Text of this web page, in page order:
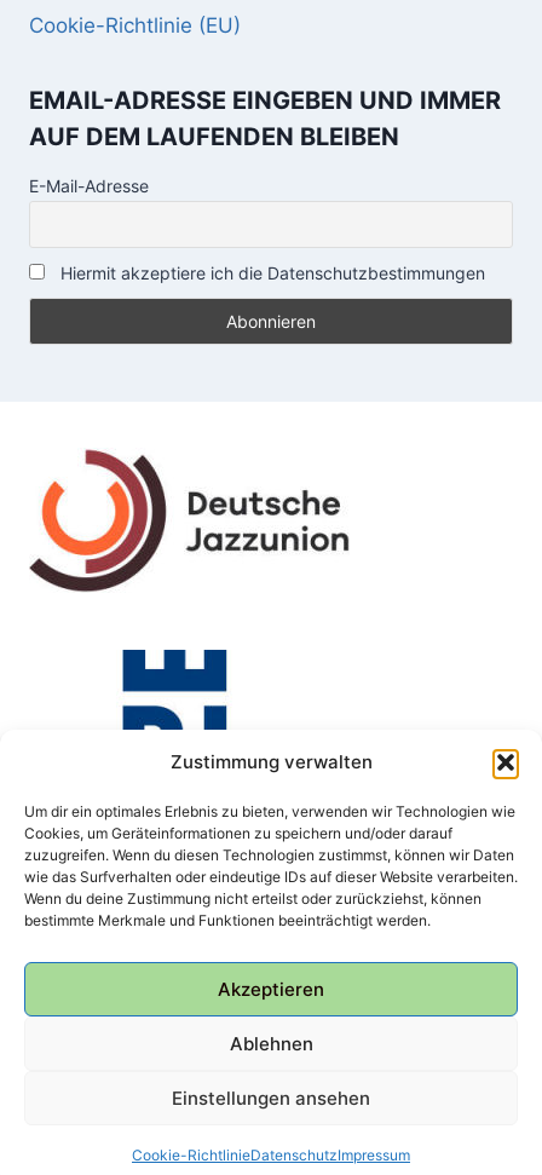
Zustimmung verwalten
Um dir ein optimales Erlebnis zu bieten, verwenden wir Technologien wie
Cookies, um Geräteinformationen zu speichern und/oder darauf
zuzugreifen. Wenn du diesen Technologien zustimmst, können wir Daten
wie das Surfverhalten oder eindeutige IDs auf dieser Website verarbeiten.
Wenn du deine Zustimmung nicht erteilst oder zurückziehst, können
bestimmte Merkmale und Funktionen beeinträchtigt werden.
Akzeptieren
Ablehnen
Einstellungen ansehen
Cookie-RichtlinieDatenschutzImpressum
Cookie-Richtlinie (EU)
EMAIL-ADRESSE EINGEBEN UND IMMER
AUF DEM LAUFENDEN BLEIBEN
E-Mail-Adresse
Hiermit akzeptiere ich die Datenschutzbestimmungen
© 2026 Bunker Ulmenwall